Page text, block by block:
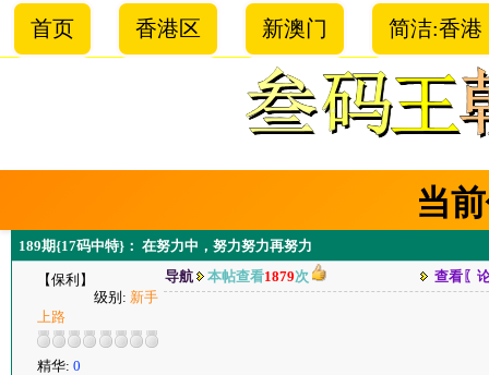
首页 香港区 新澳门 简洁:香港
当
189期{17码中特}： 在努力中，努力努力再努力
【保利】
级别: 新手
上路
精华: 0
导航 本帖查看1879次 查看〖